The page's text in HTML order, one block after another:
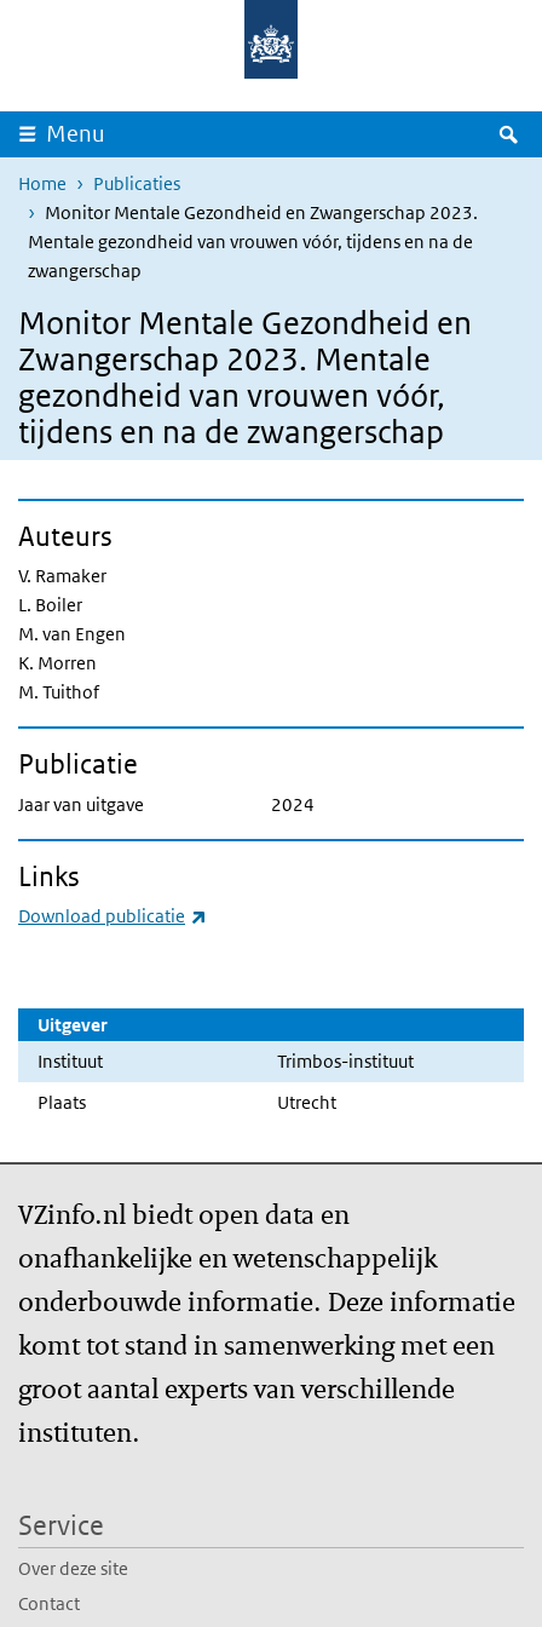
Overslaan en naar de inhoud gaan
Menu
Home
Publicaties
Monitor Mentale Gezondheid en Zwangerschap 2023.
Mentale gezondheid van vrouwen vóór, tijdens en na de
zwangerschap
Monitor Mentale Gezondheid en
Zwangerschap 2023. Mentale
gezondheid van vrouwen vóór,
tijdens en na de zwangerschap
Uitgever
Instituut
Trimbos-instituut
Plaats
Utrecht
Auteurs
V. Ramaker
L. Boiler
M. van Engen
K. Morren
M. Tuithof
Publicatie
Jaar van uitgave 2024
Links
Download publicatie
VZinfo.nl biedt open data en
onafhankelijke en wetenschappelijk
onderbouwde informatie. Deze informatie
komt tot stand in samenwerking met een
groot aantal experts van verschillende
instituten.
Service
Over deze site
Contact